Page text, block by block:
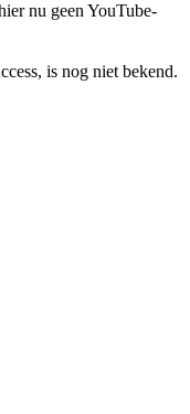
nu geen YouTube-
is nog niet bekend.